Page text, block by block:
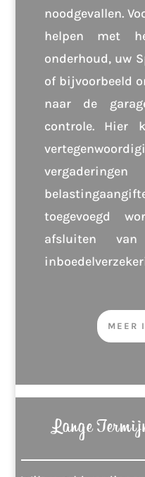
noodgevallen.
helpen met
onderhoud, uw
of bijvoorbeeld
naar de
controle. Hier
toegevoegd
afsluiten
MEER
Lange